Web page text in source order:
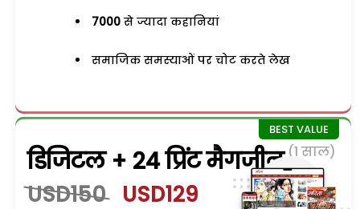
7000 से ज्यादा कहानियां
समाजिक समस्याओं पर चोट करते लेख
डिजिटल + 24 प्रिंट मैगजीन (1 साल)
USD150 USD129